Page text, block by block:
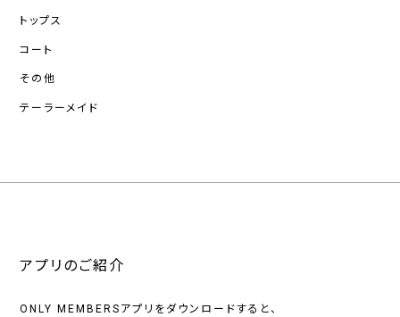
トップス
コート
その他
テーラーメイド
アプリのご紹介
ONLY MEMBERSアプリをダウンロードすると、